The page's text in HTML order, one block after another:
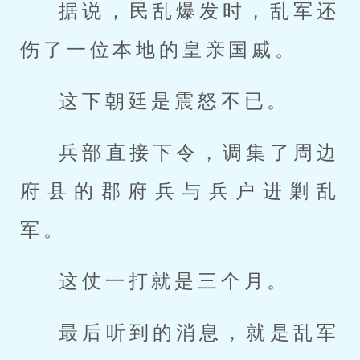
据说，民乱爆发时，乱军还
伤了一位本地的皇亲国戚。
这下朝廷是震怒不已。
兵部直接下令，调集了周边
府县的郡府兵与兵户进剿乱
军。
这仗一打就是三个月。
最后听到的消息，就是乱军